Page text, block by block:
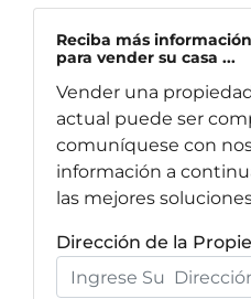
Reciba más
para vender su casa ...
Vender una
actual puede ser
comuníquese con
información a
las mejores
Dirección de la